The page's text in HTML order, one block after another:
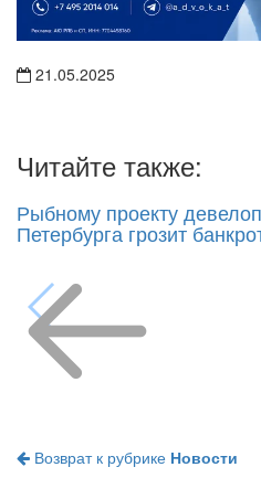
21.05.2025
Читайте также:
Рыбному проекту
Петербурга грозит
Возврат к рубрике Новости